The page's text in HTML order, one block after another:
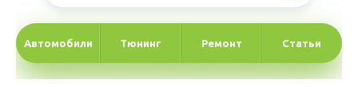
Автомобили Тюнинг Ремонт Статьи